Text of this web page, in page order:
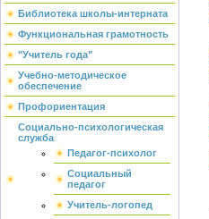
Библиотека школы-интерната
Функциональная грамотность
"Учитель года"
Учебно-методическое
обеспечение
Профориентация
Социально-психологическая
служба
Педагог-психолог
Социальный
педагог
Учитель-логопед